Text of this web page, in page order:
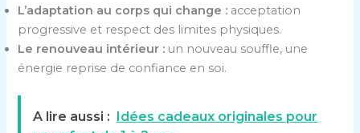
L’adaptation au corps qui change : acceptation
progressive et respect des limites physiques.
Le renouveau intérieur : un nouveau souffle, une
énergie reprise de confiance en soi.
A lire aussi : Idées cadeaux originales pour